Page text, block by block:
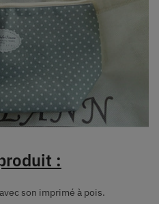
:
son imprimé à pois.